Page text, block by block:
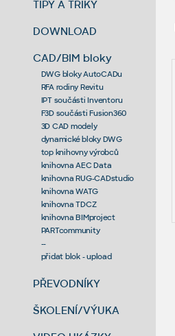
TIPY A TRIKY
DOWNLOAD
CAD/BIM bloky
DWG bloky AutoCADu
RFA rodiny Revitu
IPT součásti Inventoru
F3D součásti Fusion360
3D CAD modely
dynamické bloky DWG
top knihovny výrobců
knihovna AEC Data
knihovna RUG-CADstudio
knihovna WATG
knihovna TDCZ
knihovna BIMproject
PARTcommunity
--
přidat blok - upload
PŘEVODNÍKY
ŠKOLENÍ/VÝUKA